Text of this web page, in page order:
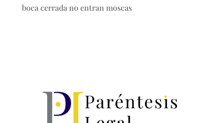
boca cerrada no entran moscas